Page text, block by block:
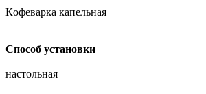
Кoфеварка капельная
Способ установки
настольная